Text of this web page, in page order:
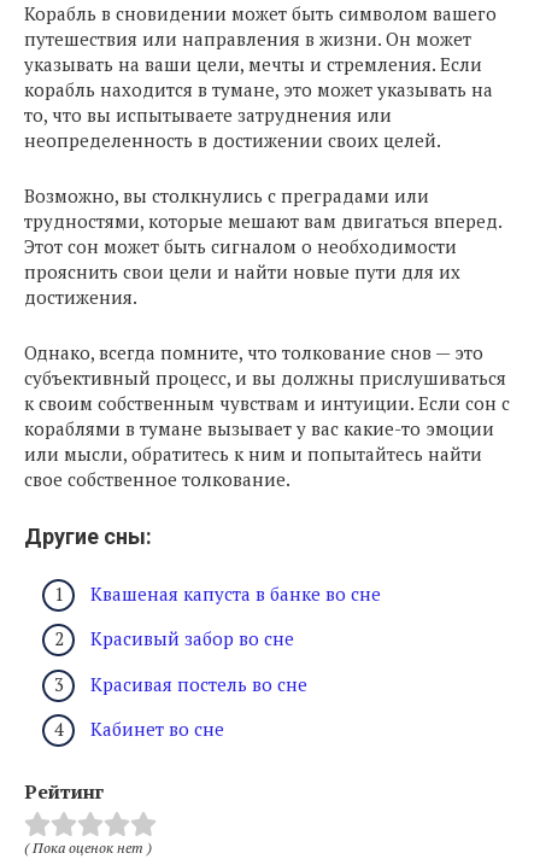
Корабль в сновидении может быть символом вашего
путешествия или направления в жизни. Он может
указывать на ваши цели, мечты и стремления. Если
корабль находится в тумане, это может указывать на
то, что вы испытываете затруднения или
неопределенность в достижении своих целей.
Возможно, вы столкнулись с преградами или
трудностями, которые мешают вам двигаться вперед.
Этот сон может быть сигналом о необходимости
прояснить свои цели и найти новые пути для их
достижения.
Однако, всегда помните, что толкование снов — это
субъективный процесс, и вы должны прислушиваться
к своим собственным чувствам и интуиции. Если сон с
кораблями в тумане вызывает у вас какие-то эмоции
или мысли, обратитесь к ним и попытайтесь найти
свое собственное толкование.
Другие сны:
Квашеная капуста в банке во сне
Красивый забор во сне
Красивая постель во сне
Кабинет во сне
Рейтинг
( Пока оценок нет )